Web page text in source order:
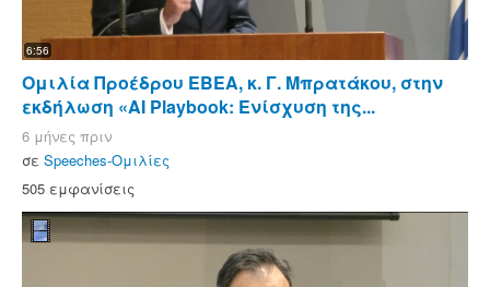
6:56
Ομιλία Προέδρου ΕΒΕΑ, κ. Γ. Μπρατάκου, στην
εκδήλωση «AI Playbook: Ενίσχυση της...
6 μήνες πριν
σε Speeches-Ομιλίες
505 εμφανίσεις